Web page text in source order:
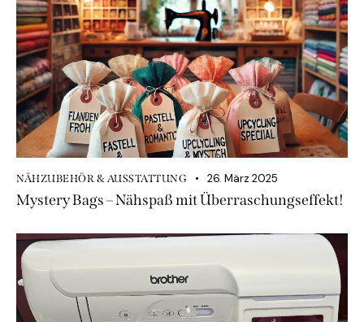
NÄHZUBEHÖR & AUSSTATTUNG 26. März 2025
Mystery Bags – Nähspaß mit Überraschungseffekt!